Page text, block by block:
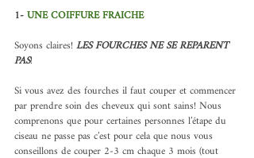
1- UNE COIFFURE FRAICHE
Soyons claires! LES FOURCHES NE SE REPARENT
PAS!
Si vous avez des fourches il faut couper et commencer
par prendre soin des cheveux qui sont sains! Nous
comprenons que pour certaines personnes l’étape du
ciseau ne passe pas c’est pour cela que nous vous
conseillons de couper 2-3 cm chaque 3 mois (tout